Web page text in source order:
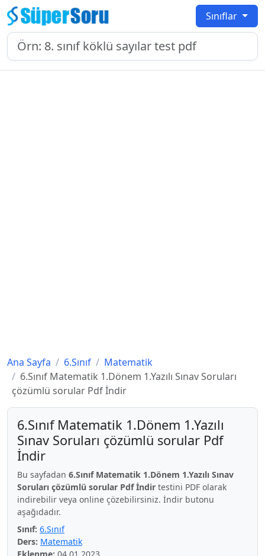
Sınıflar
Ana Sayfa 6.Sınıf
Matematik
6.Sınıf Matematik 1.Dönem 1.Yazılı Sınav Soruları
çözümlü sorular Pdf İndir
6.Sınıf Matematik 1.Dönem 1.Yazılı
Sınav Soruları çözümlü sorular Pdf
İndir
Bu sayfadan 6.Sınıf Matematik 1.Dönem 1.Yazılı Sınav
Soruları çözümlü sorular Pdf İndir testini PDF olarak
indirebilir veya online çözebilirsiniz. İndir butonu
aşağıdadır.
Sınıf: 6.Sınıf
Ders: Matematik